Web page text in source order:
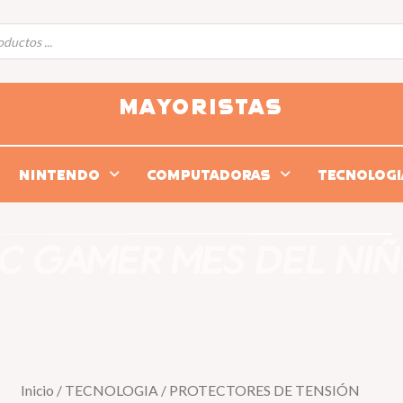
MAYORISTAS
NINTENDO COMPUTADORAS
Inicio / TECNOLOGIA / PROTECTORES DE TENSIÓN